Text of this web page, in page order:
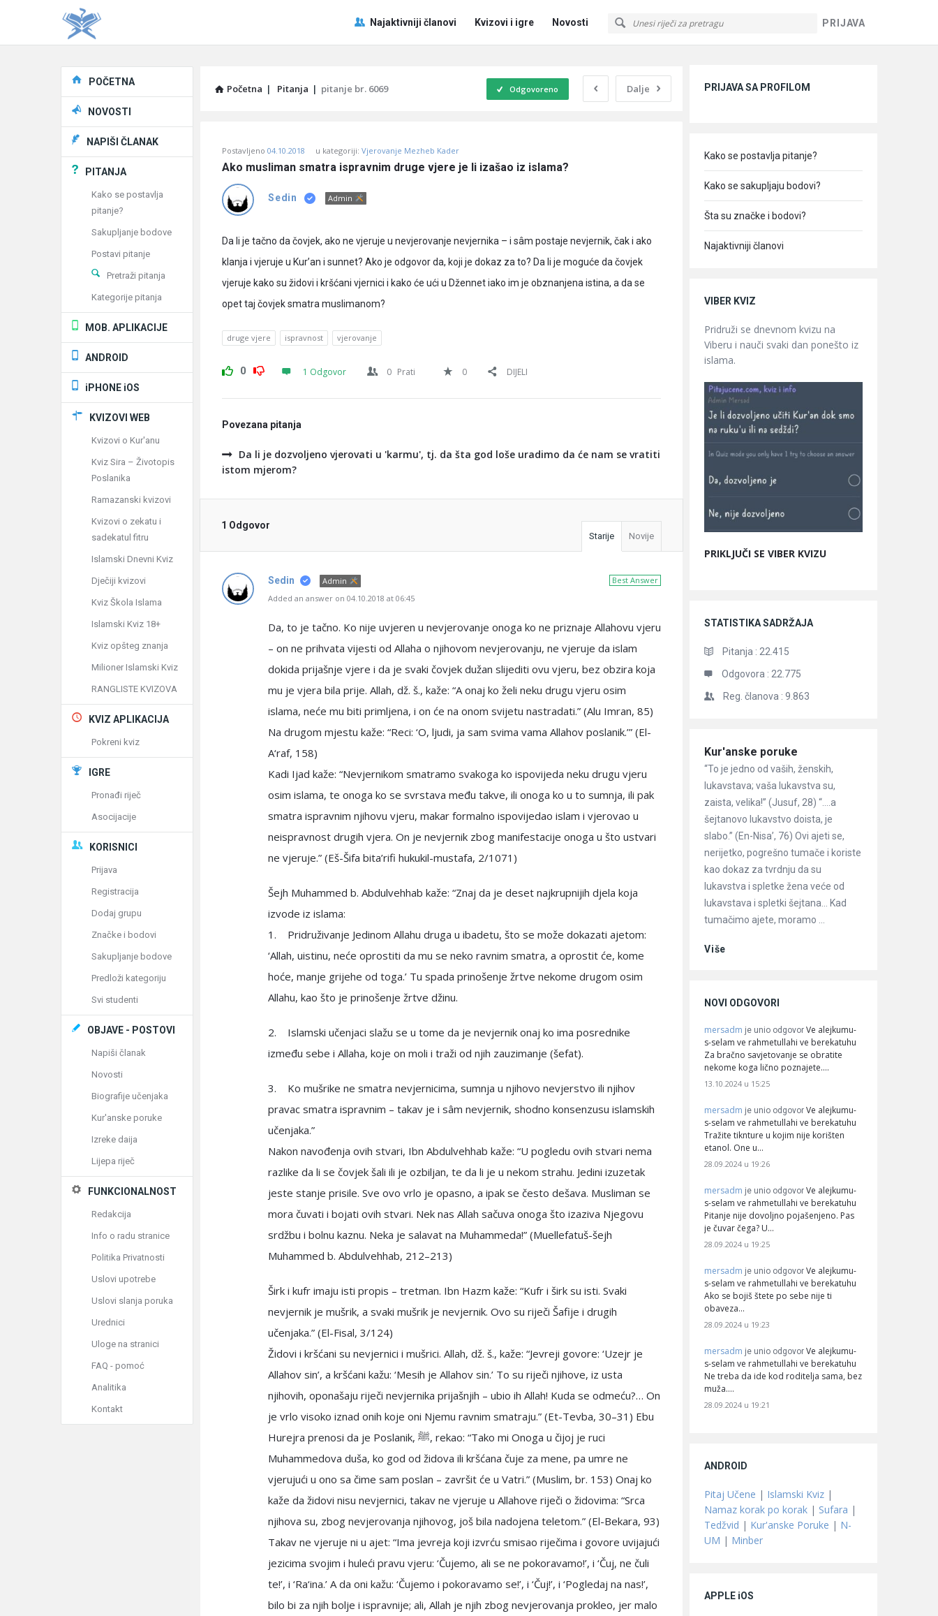
PRIJAVA
Pitaj
Učene
Navigacija
Najaktivniji članovi Kvizovi i igre Novosti
Početna | Pitanja | pitanje br. 6069 Dalje
Odgovoreno
Učene
Latest
Pitanja
Postavljeno 04.10.2018 u kategoriji: Vjerovanje Mezheb Kader
Ako musliman smatra ispravnim druge vjere je li izašao iz islama?
Sedin Admin
Da li je tačno da čovjek, ako ne vjeruje u nevjerovanje nevjernika – i sâm postaje nevjernik, čak i ako
klanja i vjeruje u Kur’an i sunnet? Ako je odgovor da, koji je dokaz za to? Da li je moguće da čovjek
vjeruje kako su židovi i kršćani vjernici i kako će ući u Džennet iako im je obznanjena istina, a da se
opet taj čovjek smatra muslimanom?
druge vjere ispravnost vjerovanje
0 1 Odgovor 0 Prati 0 DIJELI
Povezana pitanja
Da li je dozvoljeno vjerovati u 'karmu', tj. da šta god loše uradimo da će nam se vratiti
istom mjerom?
1 Odgovor
Starije Novije
Best Answer
Sedin
Admin
Added an answer on 04.10.2018 at 06:45
Da, to je tačno. Ko nije uvjeren u nevjerovanje onoga ko ne priznaje Allahovu vjeru
– on ne prihvata vijesti od Allaha o njihovom nevjerovanju, ne vjeruje da islam
dokida prijašnje vjere i da je svaki čovjek dužan slijediti ovu vjeru, bez obzira koja
mu je vjera bila prije. Allah, dž. š., kaže: “A onaj ko želi neku drugu vjeru osim
islama, neće mu biti primljena, i on će na onom svijetu nastradati.” (Alu Imran, 85)
Na drugom mjestu kaže: “Reci: ‘O, ljudi, ja sam svima vama Allahov poslanik.’” (El-
A‘raf, 158)
Kadi Ijad kaže: “Nevjernikom smatramo svakoga ko ispovijeda neku drugu vjeru
osim islama, te onoga ko se svrstava među takve, ili onoga ko u to sumnja, ili pak
smatra ispravnim njihovu vjeru, makar formalno ispovijedao islam i vjerovao u
neispravnost drugih vjera. On je nevjernik zbog manifestacije onoga u što ustvari
ne vjeruje.” (Eš-Šifa bita’rifi hukukil-mustafa, 2/1071)
Šejh Muhammed b. Abdulvehhab kaže: “Znaj da je deset najkrupnijih djela koja
izvode iz islama:
1. Pridruživanje Jedinom Allahu druga u ibadetu, što se može dokazati ajetom:
‘Allah, uistinu, neće oprostiti da mu se neko ravnim smatra, a oprostit će, kome
hoće, manje grijehe od toga.’ Tu spada prinošenje žrtve nekome drugom osim
Allahu, kao što je prinošenje žrtve džinu.
2. Islamski učenjaci slažu se u tome da je nevjernik onaj ko ima posrednike
između sebe i Allaha, koje on moli i traži od njih zauzimanje (šefat).
3. Ko mušrike ne smatra nevjernicima, sumnja u njihovo nevjerstvo ili njihov
pravac smatra ispravnim – takav je i sâm nevjernik, shodno konsenzusu islamskih
učenjaka.”
Nakon navođenja ovih stvari, Ibn Abdulvehhab kaže: “U pogledu ovih stvari nema
razlike da li se čovjek šali ili je ozbiljan, te da li je u nekom strahu. Jedini izuzetak
jeste stanje prisile. Sve ovo vrlo je opasno, a ipak se često dešava. Musliman se
mora čuvati i bojati ovih stvari. Nek nas Allah sačuva onoga što izaziva Njegovu
srdžbu i bolnu kaznu. Neka je salavat na Muhammeda!” (Muellefatuš-šejh
Muhammed b. Abdulvehhab, 212–213)
Širk i kufr imaju isti propis – tretman. Ibn Hazm kaže: “Kufr i širk su isti. Svaki
nevjernik je mušrik, a svaki mušrik je nevjernik. Ovo su riječi Šafije i drugih
učenjaka.” (El-Fisal, 3/124)
Židovi i kršćani su nevjernici i mušrici. Allah, dž. š., kaže: “Jevreji govore: ‘Uzejr je
Allahov sin’, a kršćani kažu: ‘Mesih je Allahov sin.’ To su riječi njihove, iz usta
njihovih, oponašaju riječi nevjernika prijašnjih – ubio ih Allah! Kuda se odmeću?… On
je vrlo visoko iznad onih koje oni Njemu ravnim smatraju.” (Et-Tevba, 30–31) Ebu
Hurejra prenosi da je Poslanik, ﷺ, rekao: “Tako mi Onoga u čijoj je ruci
Muhammedova duša, ko god od židova ili kršćana čuje za mene, pa umre ne
vjerujući u ono sa čime sam poslan – završit će u Vatri.” (Muslim, br. 153) Onaj ko
kaže da židovi nisu nevjernici, takav ne vjeruje u Allahove riječi o židovima: “Srca
njihova su, zbog nevjerovanja njihovog, još bila nadojena teletom.” (El-Bekara, 93)
Takav ne vjeruje ni u ajet: “Ima jevreja koji izvrću smisao riječima i govore uvijajući
jezicima svojim i huleći pravu vjeru: ‘Čujemo, ali se ne pokoravamo!’, i ‘Čuj, ne čuli
te!’, i ‘Ra‘ina.’ A da oni kažu: ‘Čujemo i pokoravamo se!’, i ‘Čuj!’, i ‘Pogledaj na nas!’,
bilo bi za njih bolje i ispravnije; ali, Allah je njih zbog nevjerovanja prokleo, jer malo
PRIJAVA SA PROFILOM
Kako se postavlja pitanje?
Kako se sakupljaju bodovi?
Šta su značke i bodovi?
Najaktivniji članovi
VIBER KVIZ
Pridruži se dnevnom kvizu na
Viberu i nauči svaki dan ponešto iz
islama.
PRIKLJUČI SE VIBER KVIZU
STATISTIKA SADRŽAJA
Pitanja : 22.415
Odgovora : 22.775
Reg. članova : 9.863
Članci
Kur'anske poruke
“To je jedno od vaših, ženskih,
lukavstava; vaša lukavstva su,
zaista, velika!” (Jusuf, 28) “….a
šejtanovo lukavstvo doista, je
slabo.” (En-Nisa’, 76) Ovi ajeti se,
nerijetko, pogrešno tumače i koriste
kao dokaz za tvrdnju da su
lukavstva i spletke žena veće od
lukavstava i spletki šejtana… Kad
tumačimo ajete, moramo ...
Više
NOVI ODGOVORI
mersadm je unio odgovor Ve alejkumu-
s-selam ve rahmetullahi ve berekatuhu
Za bračno savjetovanje se obratite
nekome koga lično poznajete.…
13.10.2024 u 15:25
mersadm je unio odgovor Ve alejkumu-
s-selam ve rahmetullahi ve berekatuhu
Tražite tiknture u kojim nije korišten
etanol. One u…
28.09.2024 u 19:26
mersadm je unio odgovor Ve alejkumu-
s-selam ve rahmetullahi ve berekatuhu
Pitanje nije dovoljno pojašenjeno. Pas
je čuvar čega? U…
28.09.2024 u 19:25
mersadm je unio odgovor Ve alejkumu-
s-selam ve rahmetullahi ve berekatuhu
Ako se bojiš štete po sebe nije ti
obaveza…
28.09.2024 u 19:23
mersadm je unio odgovor Ve alejkumu-
s-selam ve rahmetullahi ve berekatuhu
Ne treba da ide kod roditelja sama, bez
muža.…
28.09.2024 u 19:21
ANDROID
Pitaj Učene | Islamski Kviz |
Namaz korak po korak | Sufara |
Tedžvid | Kur'anske Poruke | N-
UM | Minber
APPLE iOS
Explore
POČETNA
NOVOSTI
NAPIŠI ČLANAK
PITANJA
Kako se postavlja
pitanje?
Sakupljanje bodove
Postavi pitanje
Pretraži pitanja
Kategorije pitanja
MOB. APLIKACIJE
ANDROID
iPHONE iOS
KVIZOVI WEB
Kvizovi o Kur'anu
Kviz Sira – Životopis
Poslanika
Ramazanski kvizovi
Kvizovi o zekatu i
sadekatul fitru
Islamski Dnevni Kviz
Dječiji kvizovi
Kviz Škola Islama
Islamski Kviz 18+
Kviz opšteg znanja
Milioner Islamski Kviz
RANGLISTE KVIZOVA
KVIZ APLIKACIJA
Pokreni kviz
IGRE
Pronađi riječ
Asocijacije
KORISNICI
Prijava
Registracija
Dodaj grupu
Značke i bodovi
Sakupljanje bodove
Predloži kategoriju
Svi studenti
OBJAVE - POSTOVI
Napiši članak
Novosti
Biografije učenjaka
Kur'anske poruke
Izreke daija
Lijepa riječ
FUNKCIONALNOST
Redakcija
Info o radu stranice
Politika Privatnosti
Uslovi upotrebe
Uslovi slanja poruka
Urednici
Uloge na stranici
FAQ - pomoć
Analitika
Kontakt